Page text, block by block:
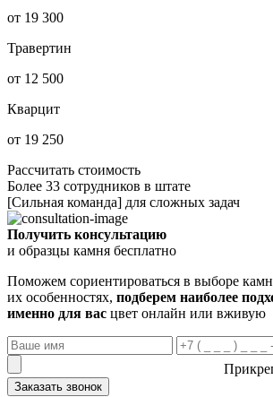
от 19 300
Травертин
от 12 500
Кварцит
от 19 250
Рассчитать стоимость
Более 33 сотрудников в штате
[Сильная команда] для сложных задач
Получить консультацию
и образцы камня бесплатно
Поможем сориентироваться в выборе
их особенностях, подберем наиболее
именно для вас цвет онлайн или вживую
Заказать звонок